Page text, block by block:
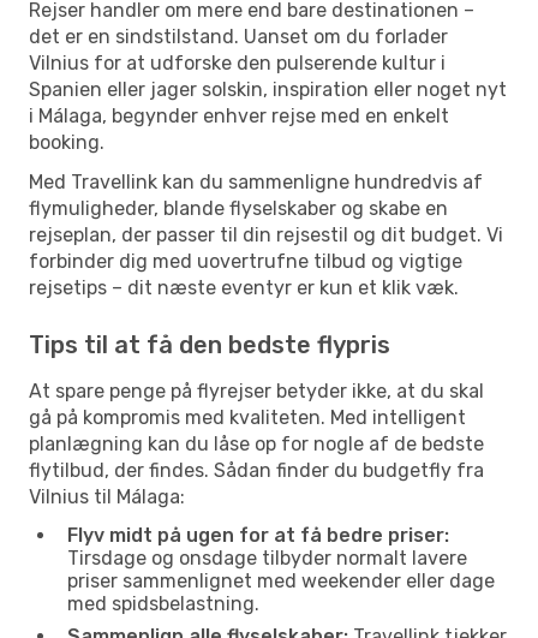
Rejser handler om mere end bare destinationen –
det er en sindstilstand. Uanset om du forlader
Vilnius for at udforske den pulserende kultur i
Spanien eller jager solskin, inspiration eller noget nyt
i Málaga, begynder enhver rejse med en enkelt
booking.
Med Travellink kan du sammenligne hundredvis af
flymuligheder, blande flyselskaber og skabe en
rejseplan, der passer til din rejsestil og dit budget. Vi
forbinder dig med uovertrufne tilbud og vigtige
rejsetips – dit næste eventyr er kun et klik væk.
Tips til at få den bedste flypris
At spare penge på flyrejser betyder ikke, at du skal
gå på kompromis med kvaliteten. Med intelligent
planlægning kan du låse op for nogle af de bedste
flytilbud, der findes. Sådan finder du budgetfly fra
Vilnius til Málaga:
Flyv midt på ugen for at få bedre priser:
Tirsdage og onsdage tilbyder normalt lavere
priser sammenlignet med weekender eller dage
med spidsbelastning.